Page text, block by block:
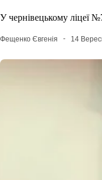
У чернівецькому ліцеї
Фещенко Євгенія 14